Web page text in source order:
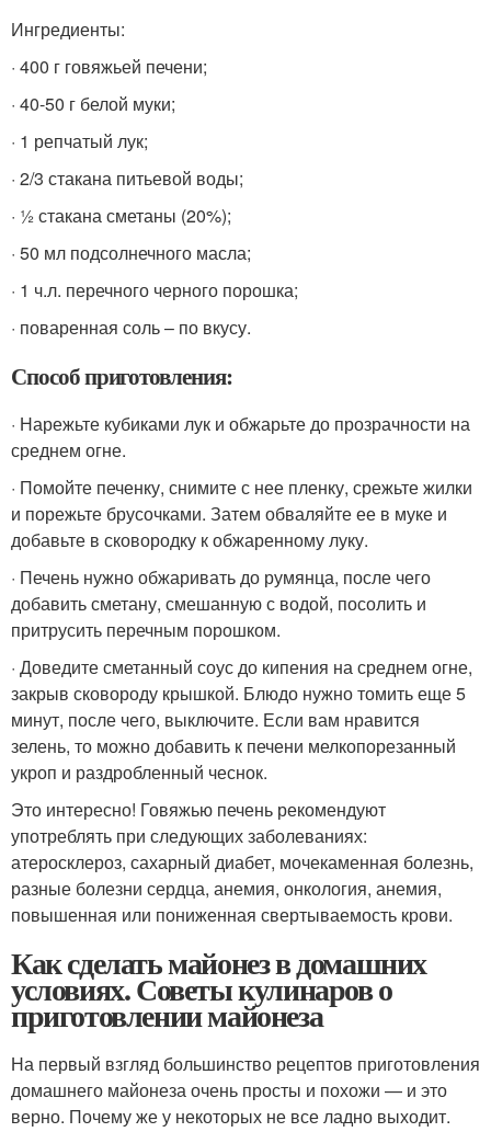
Ингредиенты:
· 400 г говяжьей печени;
· 40-50 г белой муки;
· 1 репчатый лук;
· 2/3 стакана питьевой воды;
· ½ стакана сметаны (20%);
· 50 мл подсолнечного масла;
· 1 ч.л. перечного черного порошка;
· поваренная соль – по вкусу.
Способ приготовления:
· Нарежьте кубиками лук и обжарьте до прозрачности на
среднем огне.
· Помойте печенку, снимите с нее пленку, срежьте жилки
и порежьте брусочками. Затем обваляйте ее в муке и
добавьте в сковородку к обжаренному луку.
· Печень нужно обжаривать до румянца, после чего
добавить сметану, смешанную с водой, посолить и
притрусить перечным порошком.
· Доведите сметанный соус до кипения на среднем огне,
закрыв сковороду крышкой. Блюдо нужно томить еще 5
минут, после чего, выключите. Если вам нравится
зелень, то можно добавить к печени мелкопорезанный
укроп и раздробленный чеснок.
Это интересно! Говяжью печень рекомендуют
употреблять при следующих заболеваниях:
атеросклероз, сахарный диабет, мочекаменная болезнь,
разные болезни сердца, анемия, онкология, анемия,
повышенная или пониженная свертываемость крови.
Как сделать майонез в домашних
условиях. Советы кулинаров о
приготовлении майонеза
На первый взгляд большинство рецептов приготовления
домашнего майонеза очень просты и похожи — и это
верно. Почему же у некоторых не все ладно выходит.